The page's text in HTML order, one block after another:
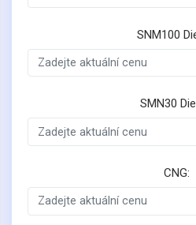
SNM100
SMN30
CNG: